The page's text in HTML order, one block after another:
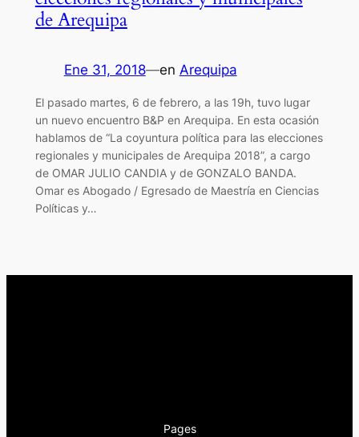
de Arequipa
Ene 31, 2018—en Arequipa
El pasado martes, 6 de febrero, a las 19h, tuvo lugar
un nuevo encuentro B&P en Arequipa. En esta ocasión
hablamos de “La coyuntura política para las elecciones
regionales y municipales de Arequipa 2018”, a cargo
de OMAR JULIO CANDIA y de GONZALO BANDA.
Omar es Abogado / Egresado de Maestría en Ciencias
Políticas y…
Pages